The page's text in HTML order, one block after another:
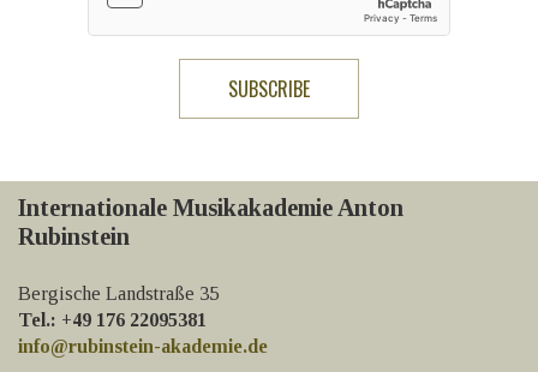
Internationale Musikakademie Anton
Rubinstein
Bergische Landstraße 35
Tel.: +49 176 22095381
info@rubinstein-akademie.de